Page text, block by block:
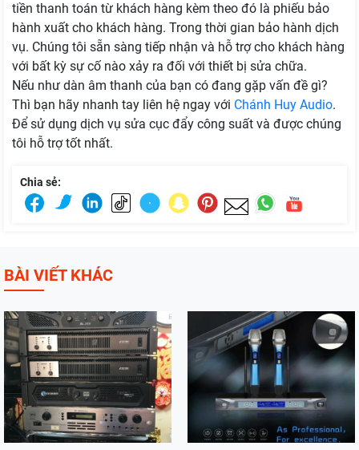
tiền thanh toán từ khách hàng kèm theo đó là phiếu bảo
hành xuất cho khách hàng. Trong thời gian bảo hành dịch
vụ. Chúng tôi sẵn sàng tiếp nhận và hỗ trợ cho khách hàng
với bất kỳ sự cố nào xảy ra đối với thiết bị sửa chữa.
Nếu như dàn âm thanh của bạn có đang gặp vấn đề gì?
Thì bạn hãy nhanh tay liên hệ ngay với Chánh Huy Audio.
Để sử dụng dịch vụ sửa cục đẩy công suất và được chúng
tôi hỗ trợ tốt nhất.
Chia sẻ:
BÀI VIẾT KHÁC